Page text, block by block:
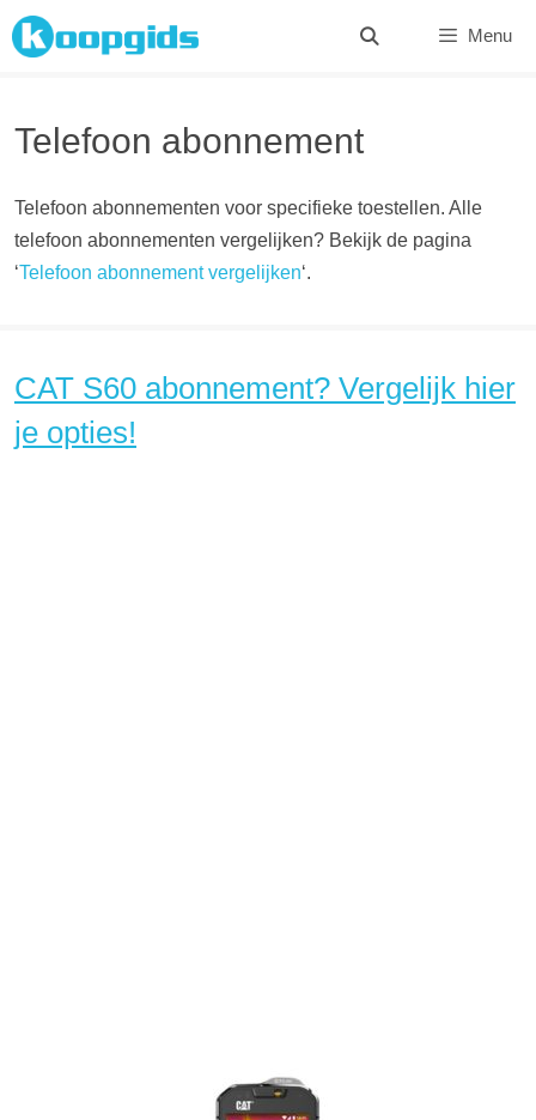
Spring
naar
Menu
Telefoon abonnement
Telefoon abonnementen voor specifieke toestellen. Alle
telefoon abonnementen vergelijken? Bekijk de pagina
‘Telefoon abonnement vergelijken‘.
CAT S60 abonnement? Vergelijk hier
je opties!